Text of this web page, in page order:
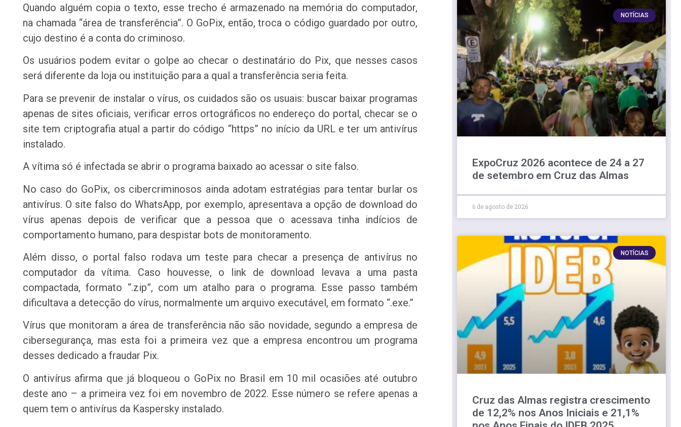
Quando alguém copia o texto, esse trecho é armazenado na memória do computador,
na chamada “área de transferência”. O GoPix, então, troca o código guardado por outro,
cujo destino é a conta do criminoso.
Os usuários podem evitar o golpe ao checar o destinatário do Pix, que nesses casos
será diferente da loja ou instituição para a qual a transferência seria feita.
Para se prevenir de instalar o vírus, os cuidados são os usuais: buscar baixar programas
apenas de sites oficiais, verificar erros ortográficos no endereço do portal, checar se o
site tem criptografia atual a partir do código “https” no início da URL e ter um antivírus
instalado.
A vítima só é infectada se abrir o programa baixado ao acessar o site falso.
No caso do GoPix, os cibercriminosos ainda adotam estratégias para tentar burlar os
antivírus. O site falso do WhatsApp, por exemplo, apresentava a opção de download do
vírus apenas depois de verificar que a pessoa que o acessava tinha indícios de
comportamento humano, para despistar bots de monitoramento.
Além disso, o portal falso rodava um teste para checar a presença de antivírus no
computador da vítima. Caso houvesse, o link de download levava a uma pasta
compactada, formato “.zip”, com um atalho para o programa. Esse passo também
dificultava a detecção do vírus, normalmente um arquivo executável, em formato “.exe.”
Vírus que monitoram a área de transferência não são novidade, segundo a empresa de
cibersegurança, mas esta foi a primeira vez que a empresa encontrou um programa
desses dedicado a fraudar Pix.
O antivírus afirma que já bloqueou o GoPix no Brasil em 10 mil ocasiões até outubro
deste ano – a primeira vez foi em novembro de 2022. Esse número se refere apenas a
quem tem o antivírus da Kaspersky instalado.
NOTÍCIAS
ExpoCruz 2026 acontece de 24 a 27
de setembro em Cruz das Almas
6 de agosto de 2026
NOTÍCIAS
Cruz das Almas registra crescimento
de 12,2% nos Anos Iniciais e 21,1%